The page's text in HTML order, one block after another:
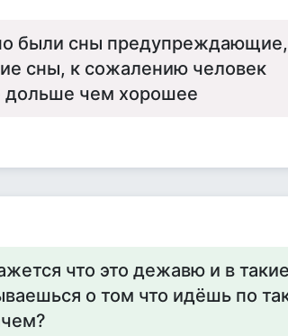
были сны
сны, к сожалению человек
дольше чем хорошее
что это дежавю и в такие
о том что идёшь по